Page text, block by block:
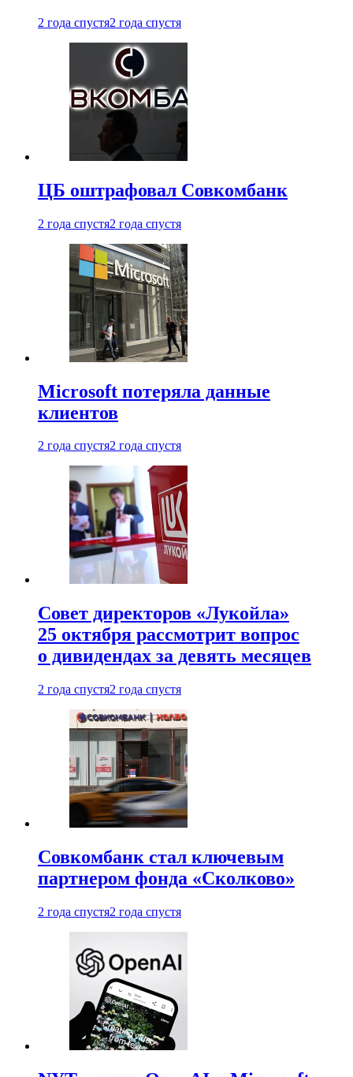
2 года спустя2 года спустя
ЦБ оштрафовал Совкомбанк
2 года спустя2 года спустя
Microsoft потеряла данные
клиентов
2 года спустя2 года спустя
Совет директоров «Лукойла»
25 октября рассмотрит вопрос
о дивидендах за девять месяцев
2 года спустя2 года спустя
Совкомбанк стал ключевым
партнером фонда «Сколково»
2 года спустя2 года спустя